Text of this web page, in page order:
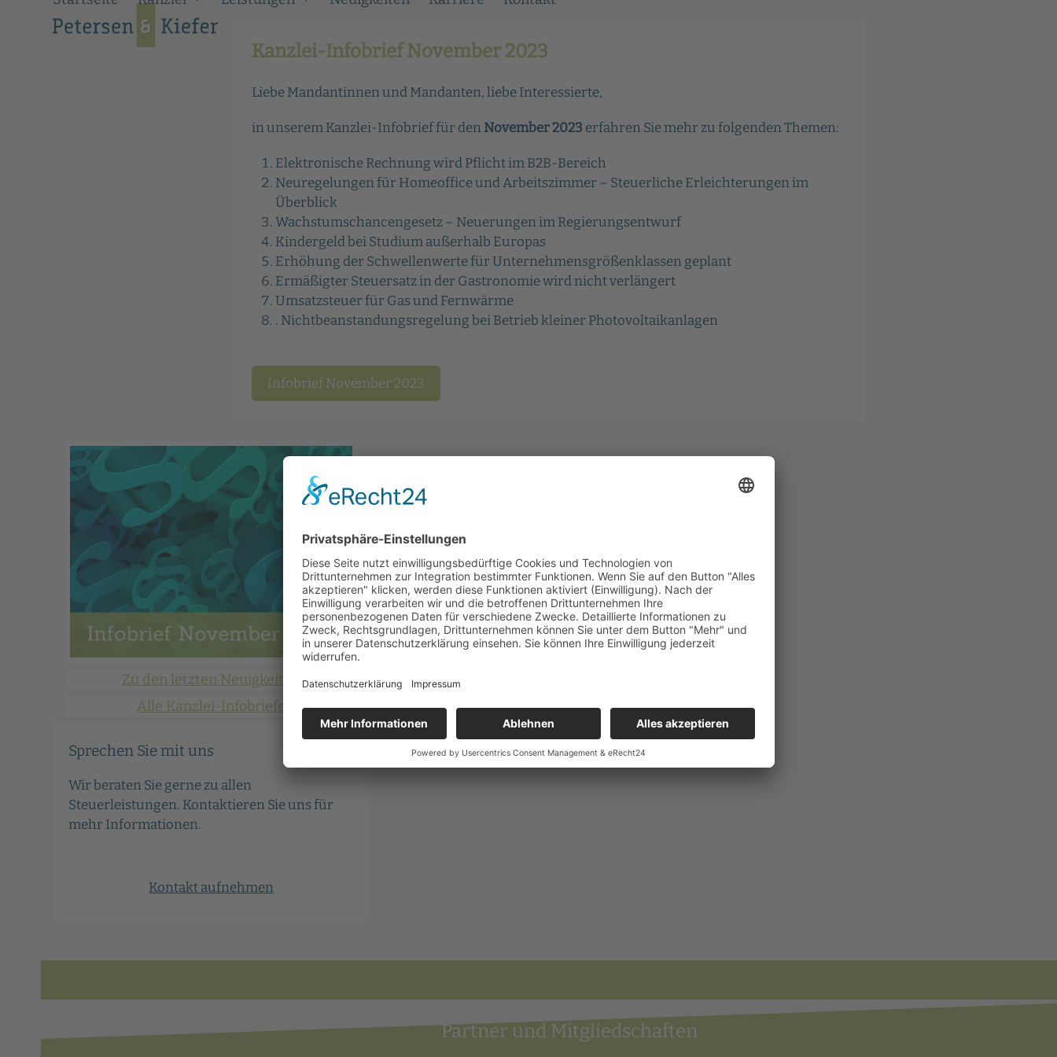
Kanzlei-Infobrief November 2023
Liebe Mandantinnen und Mandanten, liebe Interessierte,
in unserem Kanzlei-Infobrief für denNovember 2023 erfahren Sie mehr zu folgenden Themen:
Elektronische Rechnung wird Pflicht im B2B-Bereich
Neuregelungen für Homeoffice und Arbeitszimmer – Steuerliche Erleichterungen im
Überblick
Wachstumschancengesetz – Neuerungen im Regierungsentwurf
Kindergeld bei Studium außerhalb Europas
Erhöhung der Schwellenwerte für Unternehmensgrößenklassen geplant
Ermäßigter Steuersatz in der Gastronomie wird nicht verlängert
Umsatzsteuer für Gas und Fernwärme
. Nichtbeanstandungsregelung bei Betrieb kleiner Photovoltaikanlagen
Infobrief November 2023
Zu den letzten Neuigkeiten
Alle Kanzlei-Infobriefe
Sprechen Sie mit uns
Wir beraten Sie gerne zu allen
Steuerleistungen. Kontaktieren Sie uns für
mehr Informationen.
Kontakt aufnehmen
Partner und Mitgliedschaften